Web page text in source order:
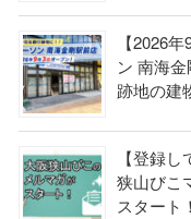
【2026
ン 南海
跡地の建
【登録
狭山びこ
スタート！